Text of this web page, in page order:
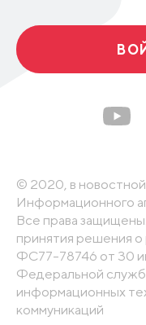
© 2020, в
Информационного
Все права
принятия решения
ФС77-78746 от 30
Федеральной
информационных
коммуникаций